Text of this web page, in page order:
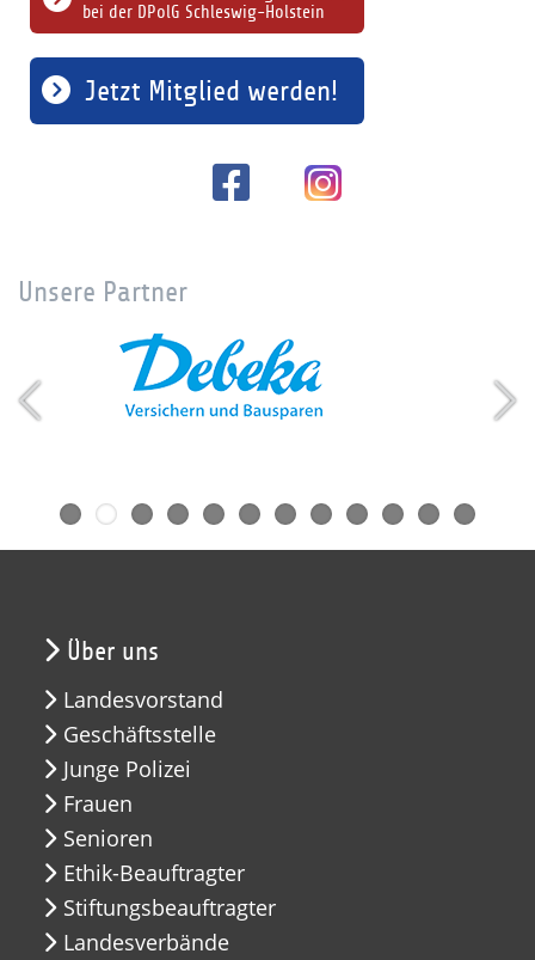
bei der DPolG Schleswig-Holstein
Jetzt Mitglied werden!
Unsere Partner
Über uns
Landesvorstand
Geschäftsstelle
Junge Polizei
Frauen
Senioren
Ethik-Beauftragter
Stiftungsbeauftragter
Landesverbände